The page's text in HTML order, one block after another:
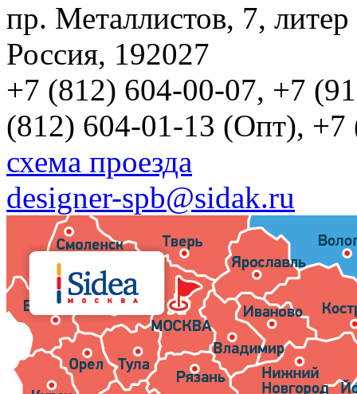
пр. Металлистов, 7,
Россия, 192027
+7 (812) 604-00-07, +7
(812) 604-01-13 (Опт), +7
схема проезда
designer-spb@sidak.ru